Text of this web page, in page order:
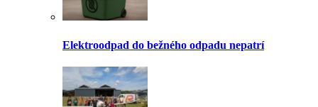
Elektroodpad do bežného odpadu nepatrí